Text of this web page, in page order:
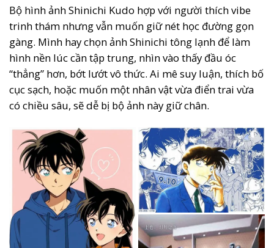
Bộ hình ảnh Shinichi Kudo hợp với người thích vibe
trinh thám nhưng vẫn muốn giữ nét học đường gọn
gàng. Mình hay chọn ảnh Shinichi tông lạnh để làm
hình nền lúc cần tập trung, nhìn vào thấy đầu óc
“thẳng” hơn, bớt lướt vô thức. Ai mê suy luận, thích bố
cục sạch, hoặc muốn một nhân vật vừa điển trai vừa
có chiều sâu, sẽ dễ bị bộ ảnh này giữ chân.